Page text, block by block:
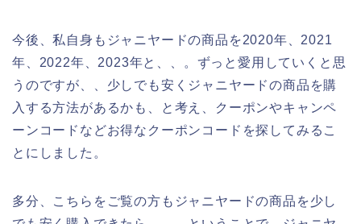
今後、私自身もジャニヤードの商品を2020年、2021
年、2022年、2023年と、、。ずっと愛用していくと思
うのですが、、少しでも安くジャニヤードの商品を購
入する方法があるかも、と考え、クーポンやキャンペ
ーンコードなどお得なクーポンコードを探してみるこ
とにしました。
多分、こちらをご覧の方もジャニヤードの商品を少し